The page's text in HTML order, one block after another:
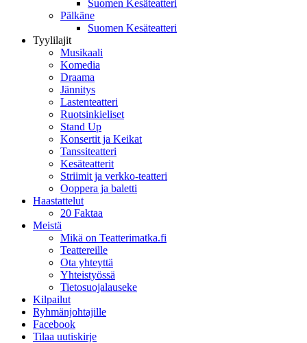
Suomen Kesäteatteri
Pälkäne
Suomen Kesäteatteri
Tyylilajit
Musikaali
Komedia
Draama
Jännitys
Lastenteatteri
Ruotsinkieliset
Stand Up
Konsertit ja Keikat
Tanssiteatteri
Kesäteatterit
Striimit ja verkko-teatteri
Ooppera ja baletti
Haastattelut
20 Faktaa
Meistä
Mikä on Teatterimatka.fi
Teattereille
Ota yhteyttä
Yhteistyössä
Tietosuojalauseke
Kilpailut
Ryhmänjohtajille
Facebook
Tilaa uutiskirje